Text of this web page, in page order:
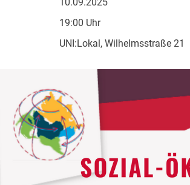
19:00 Uhr
UNI:Lokal, Wilhelmsstraße 21